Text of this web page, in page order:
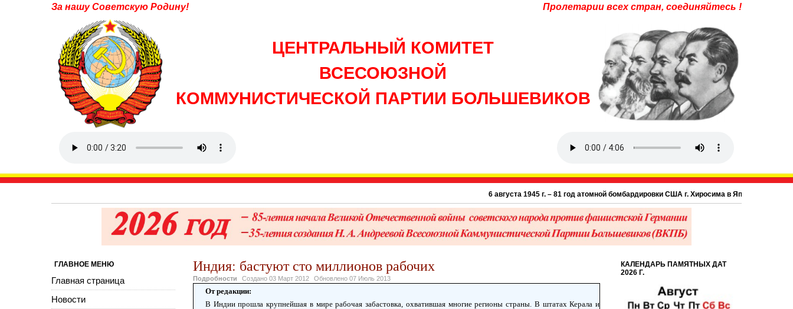
За нашу Советскую Родину! Пролетарии всех стран, соединяйтесь !
ЦЕНТРАЛЬНЫЙ КОМИТЕТ
ВСЕСОЮЗНОЙ
КОММУНИСТИЧЕСКОЙ ПАРТИИ БОЛЬШЕВИКОВ
6 августа 1945 г. – 81 год атомной бомбардировки США г. Хиросима в Японии.
Индия: бастуют сто миллионов рабочих
Подробности Создано 03 Март 2012 Обновлено 07 Июль 2013
От редакции:
В Индии прошла крупнейшая в мире рабочая забастовка, охватившая многие регионы страны. В штатах Керала и
ГЛАВНОЕ МЕНЮ
Главная страница
Новости
КАЛЕНДАРЬ ПАМЯТНЫХ ДАТ
2026 Г.